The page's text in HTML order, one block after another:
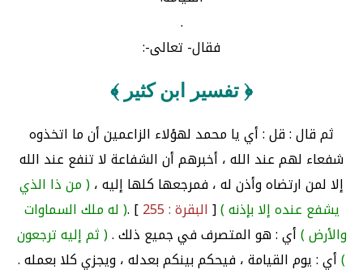
.
فقال- تعالى-:
﴿ تفسير ابن كثير ﴾
ثم قال : قل : أي يا محمد لهؤلاء الزاعمين أن ما اتخذوه
شفعاء لهم عند الله ، أخبرهم أن الشفاعة لا تنفع عند الله
إلا لمن ارتضاه وأذن له ، فمرجعها كلها إليه ،( من ذا الذي
يشفع عنده إلا بإذنه )[البقرة : 255 ] .( له ملك السماوات
والأرض )أي : هو المتصرف في جميع ذلك .( ثم إليه ترجعون
)أي : يوم القيامة ، فيحكم بينكم بعدله ، ويجزي كلا بعمله .